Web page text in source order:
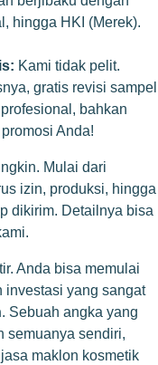
hingga HKI (Merek).
Kami tidak pelit.
gratis revisi sampel
bahkan
Anda!
Mulai dari
izin, produksi, hingga
dikirim. Detailnya bisa
.
Anda bisa memulai
investasi yang sangat
. Sebuah angka yang
semuanya sendiri,
maklon kosmetik